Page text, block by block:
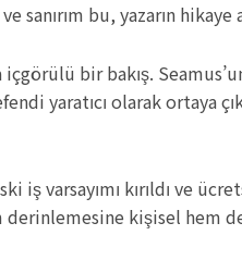
bu, yazarın hikaye
bir bakış.
yaratıcı olarak ortaya
iş varsayımı kırıldı ve
kişisel hem